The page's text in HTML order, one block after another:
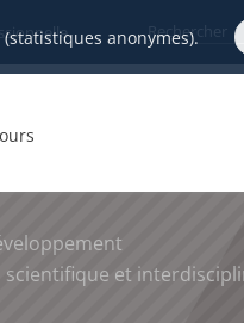
anonymes).
scientifique et